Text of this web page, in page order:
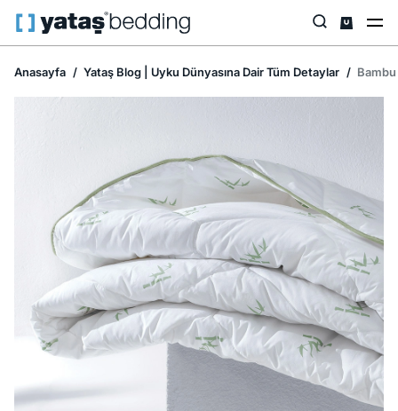
Anasayfa Yataş Blog | Uyku Dünyasına Dair Tüm Detaylar